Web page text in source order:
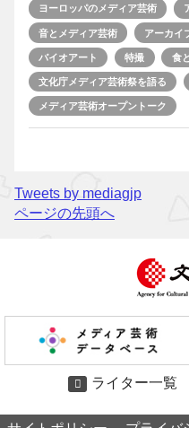
ヨーロッパのメディア芸術
音とメディア芸術 アーカイ
バイオアート 特撮 食
文化庁メディア芸術祭を語る
メディア芸術オープントーク
Tweets by mediagjp
ページの先頭へ
ライター一覧